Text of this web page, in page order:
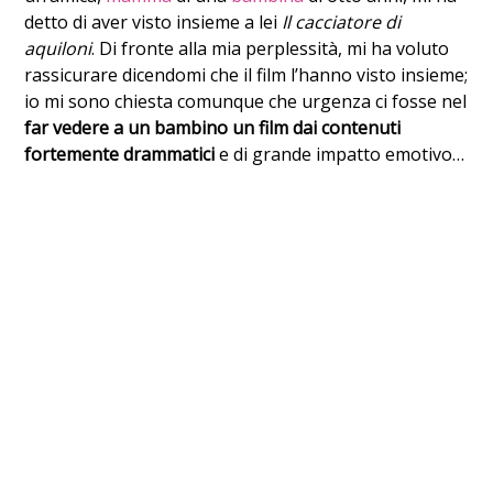
detto di aver visto insieme a lei Il cacciatore di
aquiloni. Di fronte alla mia perplessità, mi ha voluto
rassicurare dicendomi che il film l’hanno visto insieme;
io mi sono chiesta comunque che urgenza ci fosse nel
far vedere a un bambino un film dai contenuti
fortemente drammaticie di grande impatto emotivo…